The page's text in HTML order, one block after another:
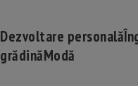
Dezvoltare personală
grădinăModă